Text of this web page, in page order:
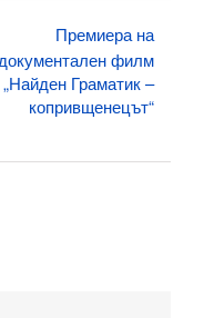
Премиера на
документален филм
„Найден Граматик –
копривщенецът“